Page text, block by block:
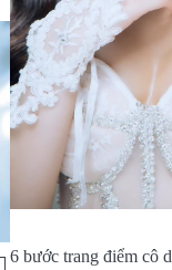
6 bước trang điểm cô